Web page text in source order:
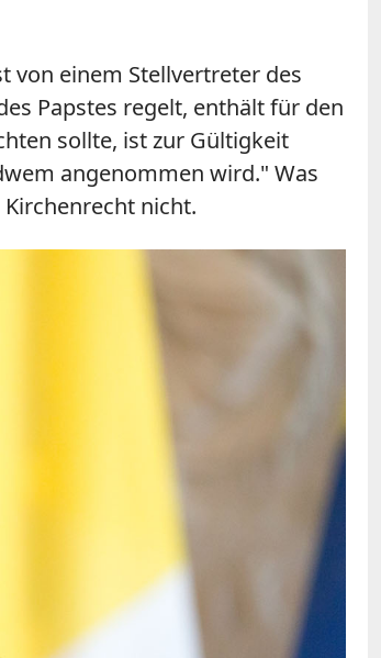
von einem Stellvertreter des
Papstes regelt, enthält für den
sollte, ist zur Gültigkeit
angenommen wird." Was
nicht.